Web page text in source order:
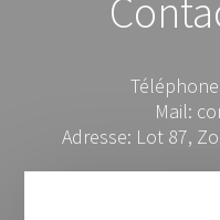
Mail:
Adresse: Lot 87,